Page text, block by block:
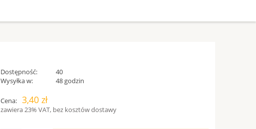
Dostępność:
40
Wysyłka w:
48 godzin
Cena: 3,40 zł
zawiera 23% VAT, bez kosztów dostawy